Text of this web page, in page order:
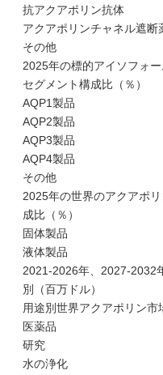
抗アクアポリン抗体
アクアポリンチャネル遮断
その他
2025年の標的アイソフォ
セグメント構成比（％）
AQP1製品
AQP2製品
AQP3製品
AQP4製品
その他
2025年の世界のアクアポ
成比（％）
固体製品
液体製品
2021-2026年、2027-2032
別（百万ドル）
用途別世界アクアポリン
医薬品
研究
水の浄化